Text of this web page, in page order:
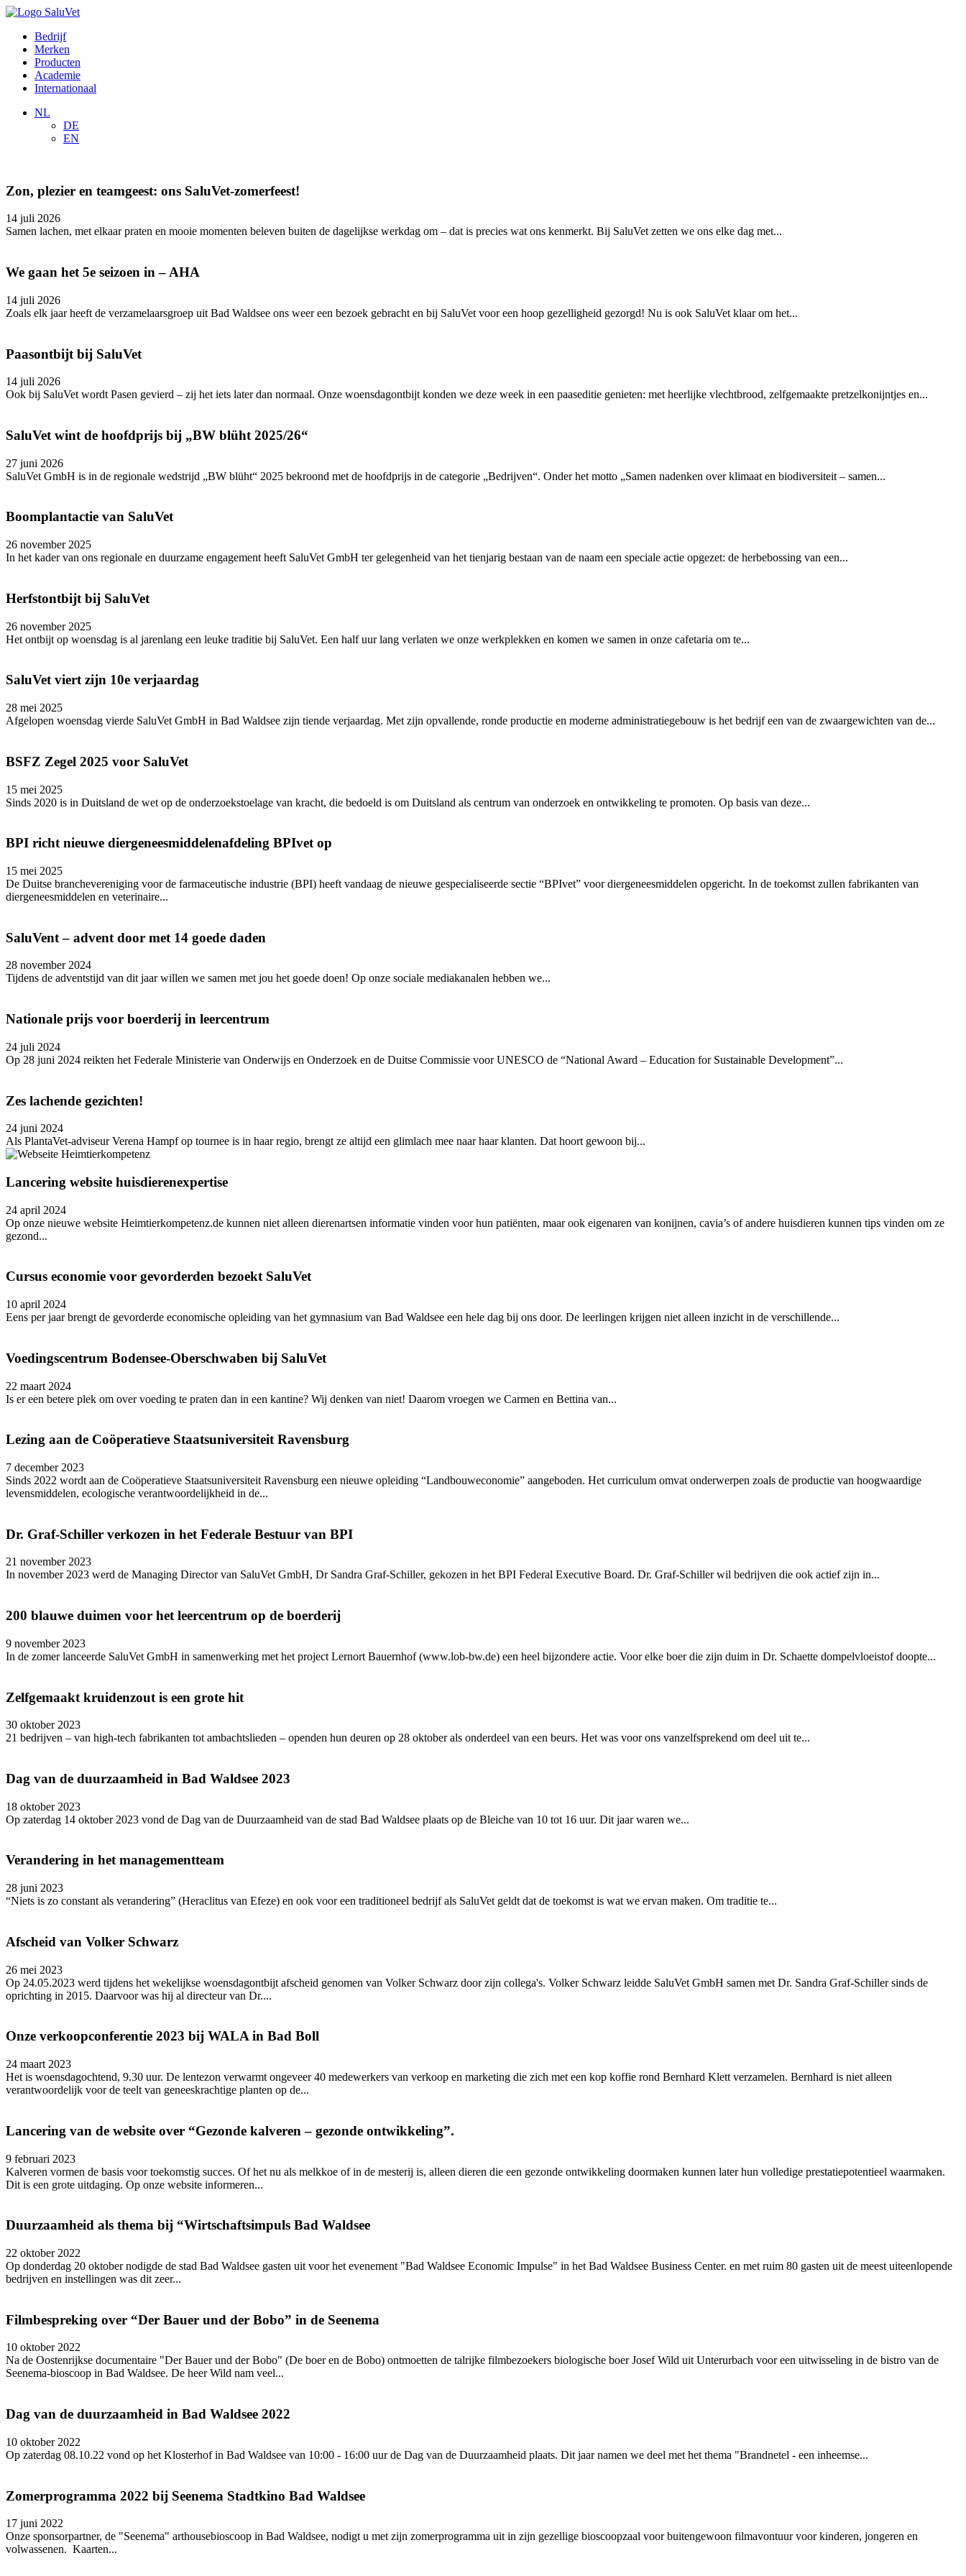
Bedrijf
Merken
Producten
Academie
Internationaal
NL
DE
EN
Zon, plezier en teamgeest: ons SaluVet-zomerfeest!
14 juli 2026
Samen lachen, met elkaar praten en mooie momenten beleven buiten de dagelijkse werkdag om – dat is precies wat ons kenmerkt. Bij SaluVet zetten we ons elke dag met...
We gaan het 5e seizoen in – AHA
14 juli 2026
Zoals elk jaar heeft de verzamelaarsgroep uit Bad Waldsee ons weer een bezoek gebracht en bij SaluVet voor een hoop gezelligheid gezorgd! Nu is ook SaluVet klaar om het...
Paasontbijt bij SaluVet
14 juli 2026
Ook bij SaluVet wordt Pasen gevierd – zij het iets later dan normaal. Onze woensdagontbijt konden we deze week in een paaseditie genieten: met heerlijke vlechtbrood, zelfgemaakte pretzelkonijntjes en...
SaluVet wint de hoofdprijs bij „BW blüht 2025/26“
27 juni 2026
SaluVet GmbH is in de regionale wedstrijd „BW blüht“ 2025 bekroond met de hoofdprijs in de categorie „Bedrijven“. Onder het motto „Samen nadenken over klimaat en biodiversiteit – samen...
Boomplantactie van SaluVet
26 november 2025
In het kader van ons regionale en duurzame engagement heeft SaluVet GmbH ter gelegenheid van het tienjarig bestaan van de naam een speciale actie opgezet: de herbebossing van een...
Herfstontbijt bij SaluVet
26 november 2025
Het ontbijt op woensdag is al jarenlang een leuke traditie bij SaluVet. Een half uur lang verlaten we onze werkplekken en komen we samen in onze cafetaria om te...
SaluVet viert zijn 10e verjaardag
28 mei 2025
Afgelopen woensdag vierde SaluVet GmbH in Bad Waldsee zijn tiende verjaardag. Met zijn opvallende, ronde productie en moderne administratiegebouw is het bedrijf een van de zwaargewichten van de...
BSFZ Zegel 2025 voor SaluVet
15 mei 2025
Sinds 2020 is in Duitsland de wet op de onderzoekstoelage van kracht, die bedoeld is om Duitsland als centrum van onderzoek en ontwikkeling te promoten. Op basis van deze...
BPI richt nieuwe diergeneesmiddelenafdeling BPIvet op
15 mei 2025
De Duitse branchevereniging voor de farmaceutische industrie (BPI) heeft vandaag de nieuwe gespecialiseerde sectie “BPIvet” voor diergeneesmiddelen opgericht. In de toekomst zullen fabrikanten van
diergeneesmiddelen en veterinaire...
SaluVent – advent door met 14 goede daden
28 november 2024
Tijdens de adventstijd van dit jaar willen we samen met jou het goede doen! Op onze sociale mediakanalen hebben we...
Nationale prijs voor boerderij in leercentrum
24 juli 2024
Op 28 juni 2024 reikten het Federale Ministerie van Onderwijs en Onderzoek en de Duitse Commissie voor UNESCO de “National Award – Education for Sustainable Development”...
Zes lachende gezichten!
24 juni 2024
Als PlantaVet-adviseur Verena Hampf op tournee is in haar regio, brengt ze altijd een glimlach mee naar haar klanten. Dat hoort gewoon bij...
Lancering website huisdierenexpertise
24 april 2024
Op onze nieuwe website Heimtierkompetenz.de kunnen niet alleen dierenartsen informatie vinden voor hun patiënten, maar ook eigenaren van konijnen, cavia’s of andere huisdieren kunnen tips vinden om ze
gezond...
Cursus economie voor gevorderden bezoekt SaluVet
10 april 2024
Eens per jaar brengt de gevorderde economische opleiding van het gymnasium van Bad Waldsee een hele dag bij ons door. De leerlingen krijgen niet alleen inzicht in de verschillende...
Voedingscentrum Bodensee-Oberschwaben bij SaluVet
22 maart 2024
Is er een betere plek om over voeding te praten dan in een kantine? Wij denken van niet! Daarom vroegen we Carmen en Bettina van...
Lezing aan de Coöperatieve Staatsuniversiteit Ravensburg
7 december 2023
Sinds 2022 wordt aan de Coöperatieve Staatsuniversiteit Ravensburg een nieuwe opleiding “Landbouweconomie” aangeboden. Het curriculum omvat onderwerpen zoals de productie van hoogwaardige
levensmiddelen, ecologische verantwoordelijkheid in de...
Dr. Graf-Schiller verkozen in het Federale Bestuur van BPI
21 november 2023
In november 2023 werd de Managing Director van SaluVet GmbH, Dr Sandra Graf-Schiller, gekozen in het BPI Federal Executive Board. Dr. Graf-Schiller wil bedrijven die ook actief zijn in...
200 blauwe duimen voor het leercentrum op de boerderij
9 november 2023
In de zomer lanceerde SaluVet GmbH in samenwerking met het project Lernort Bauernhof (www.lob-bw.de) een heel bijzondere actie. Voor elke boer die zijn duim in Dr. Schaette dompelvloeistof doopte...
Zelfgemaakt kruidenzout is een grote hit
30 oktober 2023
21 bedrijven – van high-tech fabrikanten tot ambachtslieden – openden hun deuren op 28 oktober als onderdeel van een beurs. Het was voor ons vanzelfsprekend om deel uit te...
Dag van de duurzaamheid in Bad Waldsee 2023
18 oktober 2023
Op zaterdag 14 oktober 2023 vond de Dag van de Duurzaamheid van de stad Bad Waldsee plaats op de Bleiche van 10 tot 16 uur. Dit jaar waren we...
Verandering in het managementteam
28 juni 2023
“Niets is zo constant als verandering” (Heraclitus van Efeze) en ook voor een traditioneel bedrijf als SaluVet geldt dat de toekomst is wat we ervan maken. Om traditie te...
Afscheid van Volker Schwarz
26 mei 2023
Op 24.05.2023 werd tijdens het wekelijkse woensdagontbijt afscheid genomen van Volker Schwarz door zijn collega's. Volker Schwarz leidde SaluVet GmbH samen met Dr. Sandra Graf-Schiller sinds de
oprichting in 2015. Daarvoor was hij al directeur van Dr....
Onze verkoopconferentie 2023 bij WALA in Bad Boll
24 maart 2023
Het is woensdagochtend, 9.30 uur. De lentezon verwarmt ongeveer 40 medewerkers van verkoop en marketing die zich met een kop koffie rond Bernhard Klett verzamelen. Bernhard is niet alleen
verantwoordelijk voor de teelt van geneeskrachtige planten op de...
Lancering van de website over “Gezonde kalveren – gezonde ontwikkeling”.
9 februari 2023
Kalveren vormen de basis voor toekomstig succes. Of het nu als melkkoe of in de mesterij is, alleen dieren die een gezonde ontwikkeling doormaken kunnen later hun volledige prestatiepotentieel waarmaken.
Dit is een grote uitdaging. Op onze website informeren...
Duurzaamheid als thema bij “Wirtschaftsimpuls Bad Waldsee
22 oktober 2022
Op donderdag 20 oktober nodigde de stad Bad Waldsee gasten uit voor het evenement "Bad Waldsee Economic Impulse" in het Bad Waldsee Business Center. en met ruim 80 gasten uit de meest uiteenlopende
bedrijven en instellingen was dit zeer...
Filmbespreking over “Der Bauer und der Bobo” in de Seenema
10 oktober 2022
Na de Oostenrijkse documentaire "Der Bauer und der Bobo" (De boer en de Bobo) ontmoetten de talrijke filmbezoekers biologische boer Josef Wild uit Unterurbach voor een uitwisseling in de bistro van de
Seenema-bioscoop in Bad Waldsee. De heer Wild nam veel...
Dag van de duurzaamheid in Bad Waldsee 2022
10 oktober 2022
Op zaterdag 08.10.22 vond op het Klosterhof in Bad Waldsee van 10:00 - 16:00 uur de Dag van de Duurzaamheid plaats. Dit jaar namen we deel met het thema "Brandnetel - een inheemse...
Zomerprogramma 2022 bij Seenema Stadtkino Bad Waldsee
17 juni 2022
Onze sponsorpartner, de "Seenema" arthousebioscoop in Bad Waldsee, nodigt u met zijn zomerprogramma uit in zijn gezellige bioscoopzaal voor buitengewoon filmavontuur voor kinderen, jongeren en
volwassenen. Kaarten...